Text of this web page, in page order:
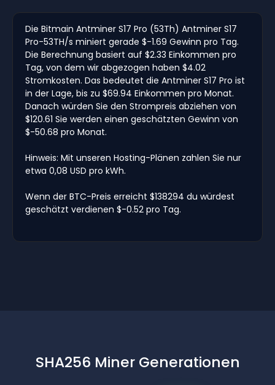
Die Bitmain Antminer S17 Pro (53Th) Antminer S17
Pro-53TH/s miniert gerade $-1.69 Gewinn pro Tag.
Die Berechnung basiert auf $2.33 Einkommen pro
Tag, von dem wir abgezogen haben $4.02
Stromkosten. Das bedeutet die Antminer S17 Pro ist
in der Lage, bis zu $69.94 Einkommen pro Monat.
Danach würden Sie den Strompreis abziehen von
$120.61 Sie werden einen geschätzten Gewinn von
$-50.68 pro Monat.
Hinweis: Mit unseren Hosting-Plänen zahlen Sie nur
etwa 0,08 USD pro kWh.
Wenn der BTC-Preis erreicht $138294 du würdest
geschätzt verdienen $-0.52 pro Tag.
SHA256 Miner Generationen